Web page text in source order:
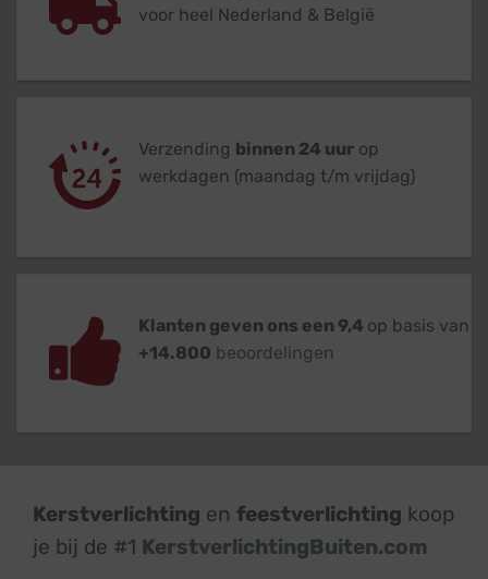
voor heel Nederland & België
Verzending binnen 24 uur op
werkdagen (maandag t/m vrijdag)
Klanten geven ons een 9,4 op basis van
+14.800 beoordelingen
Kerstverlichting en feestverlichting koop
je bij de #1 KerstverlichtingBuiten.com